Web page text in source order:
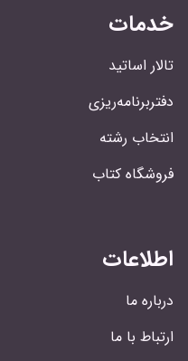
خدمات
تالار اساتید
دفتربرنامه‌ریزی
انتخاب رشته
فروشگاه کتاب
اطلاعات
درباره ما
ارتباط با ما